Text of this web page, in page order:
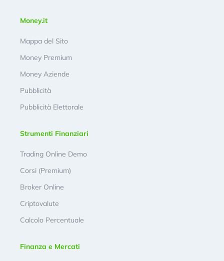
Money.it
Mappa del Sito
Money Premium
Money Aziende
Pubblicità
Pubblicità Elettorale
Strumenti Finanziari
Trading Online Demo
Corsi (Premium)
Broker Online
Criptovalute
Calcolo Percentuale
Finanza e Mercati